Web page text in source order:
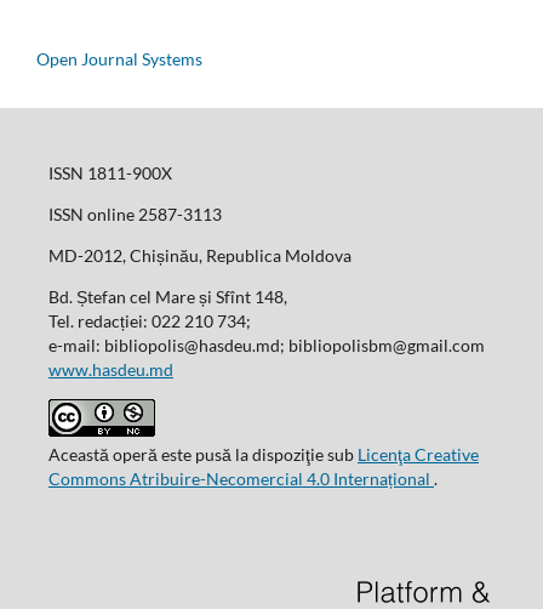
Open Journal Systems
ISSN 1811-900X
ISSN online 2587-3113
MD-2012, Chișinău, Republica Moldova
Bd. Ștefan cel Mare și Sfînt 148,
Tel. redacției: 022 210 734;
e-mail: bibliopolis@hasdeu.md; bibliopolisbm@gmail.com
www.hasdeu.md
Această operă este pusă la dispoziţie sub Licenţa Creative
Commons Atribuire-Necomercial 4.0 Internațional .